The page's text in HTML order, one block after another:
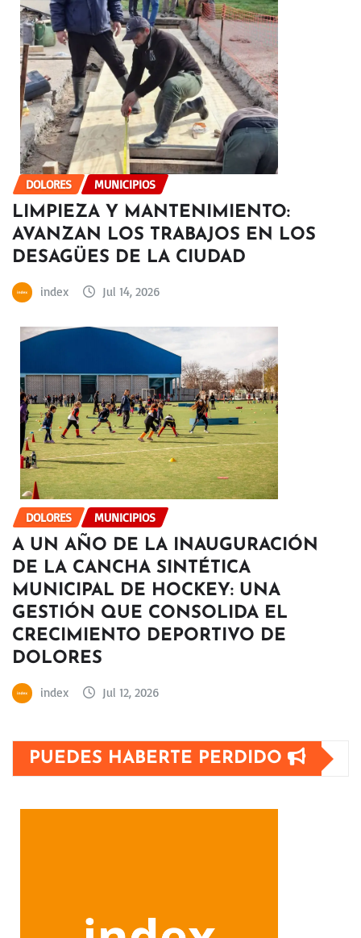
DOLORES MUNICIPIOS
LIMPIEZA Y MANTENIMIENTO:
AVANZAN LOS TRABAJOS EN LOS
DESAGÜES DE LA CIUDAD
index Jul 14, 2026
DOLORES MUNICIPIOS
A UN AÑO DE LA INAUGURACIÓN
DE LA CANCHA SINTÉTICA
MUNICIPAL DE HOCKEY: UNA
GESTIÓN QUE CONSOLIDA EL
CRECIMIENTO DEPORTIVO DE
DOLORES
index Jul 12, 2026
PUEDES HABERTE PERDIDO